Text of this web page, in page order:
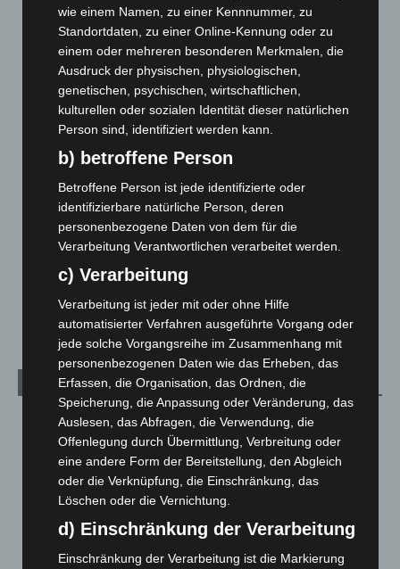
Celle: Mensch stirbt bei Bagger-Unfall auf Baustelle
5. August 2026
Gasleitung bei McDonald’s-Umbau in Langenhagen
5. August 2026
3. August 2026
Hannover: Polizei stoppt 166 Trunkenheitsfahrten bei
Großkontrolle
2. August 2026
Hannover Klassik Open Air 2026: Französische Oper im
2. August 2026
Kategorien
Blaulicht
Corona-News
Hannover und Region
Langenhagen und Ortsteile
Leserbriefe
Menschen
wie einem Namen, zu einer Kennnummer, zu
Standortdaten, zu einer Online-Kennung oder zu
einem oder mehreren besonderen Merkmalen, die
Ausdruck der physischen, physiologischen,
genetischen, psychischen, wirtschaftlichen,
kulturellen oder sozialen Identität dieser natürlichen
Person sind, identifiziert werden kann.
b) betroffene Person
Betroffene Person ist jede identifizierte oder
identifizierbare natürliche Person, deren
personenbezogene Daten von dem für die
Verarbeitung Verantwortlichen verarbeitet werden.
c) Verarbeitung
Verarbeitung ist jeder mit oder ohne Hilfe
automatisierter Verfahren ausgeführte Vorgang oder
jede solche Vorgangsreihe im Zusammenhang mit
personenbezogenen Daten wie das Erheben, das
Erfassen, die Organisation, das Ordnen, die
Speicherung, die Anpassung oder Veränderung, das
Auslesen, das Abfragen, die Verwendung, die
Offenlegung durch Übermittlung, Verbreitung oder
eine andere Form der Bereitstellung, den Abgleich
oder die Verknüpfung, die Einschränkung, das
Löschen oder die Vernichtung.
d) Einschränkung der Verarbeitung
Einschränkung der Verarbeitung ist die Markierung